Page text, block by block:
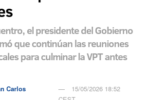
el presidente del Gobierno
que continúan las reuniones
para culminar la VPT antes
Carlos
15/05/2026 18:52